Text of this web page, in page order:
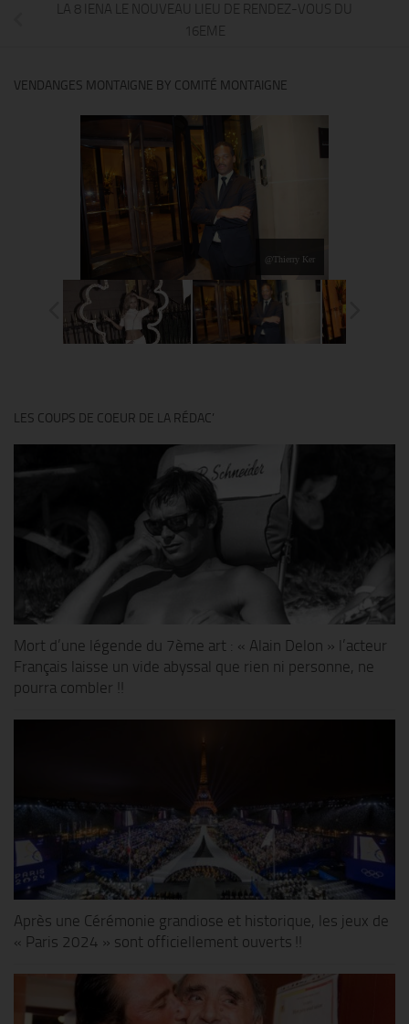
LA 8 IENA LE NOUVEAU LIEU DE RENDEZ-VOUS DU
16EME
VENDANGES MONTAIGNE BY COMITÉ MONTAIGNE
@Thierry Ker
LES COUPS DE COEUR DE LA RÉDAC’
Mort d’une légende du 7ème art : « Alain Delon » l’acteur
Français laisse un vide abyssal que rien ni personne, ne
pourra combler !!
Après une Cérémonie grandiose et historique, les jeux de
« Paris 2024 » sont officiellement ouverts !!